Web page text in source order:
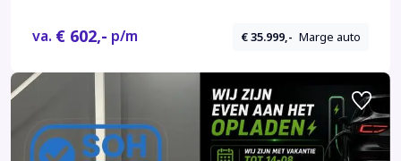
va. € 602,- p/m € 35.999,- Marge auto